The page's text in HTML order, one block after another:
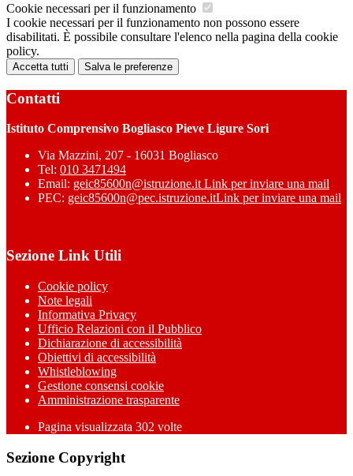
Cookie necessari per il funzionamento
I cookie necessari per il funzionamento non possono essere
disabilitati. È possibile consultare l'elenco nella pagina della cookie
policy.
Accetta tutti Salva le preferenze
Contatti
Istituto Comprensivo Bogliasco Pieve Ligure Sori
Via Mazzini, 207 - 16031 Bogliasco
Tel: 010 3471494
Email: geic85600n@istruzione.it Link per inviare una mail
PEC: geic85600n@pec.istruzione.itLink per inviare una mail
Sezione Link Utili
Cookie policy
Note legali
Informativa Privacy
Ufficio Relazioni con il Pubblico
Dichiarazione di accessibilità
Obiettivi di accessibilità
Whistleblowing
Gestione consensi cookie
Amministrazione trasparente
Pagina visualizzata 302 volte
Sezione Copyright